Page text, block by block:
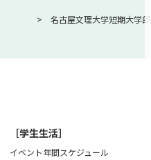
名古屋文理大学短期大学部
［学生生活］
イベント年間スケジュール